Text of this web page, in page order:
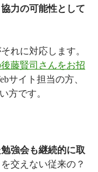
力の可能性として
れに対応します。
藤賢司さんをお招
サイト担当の方、
方です。
強会も継続的に取
交えない従来の？